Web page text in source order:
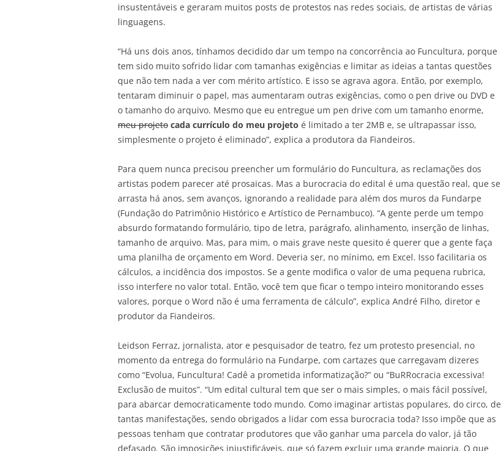
insustentáveis e geraram muitos posts de protestos nas redes sociais, de artistas de várias
linguagens.
“Há uns dois anos, tínhamos decidido dar um tempo na concorrência ao Funcultura, porque
tem sido muito sofrido lidar com tamanhas exigências e limitar as ideias a tantas questões
que não tem nada a ver com mérito artístico. E isso se agrava agora. Então, por exemplo,
tentaram diminuir o papel, mas aumentaram outras exigências, como o pen drive ou DVD e
o tamanho do arquivo. Mesmo que eu entregue um pen drive com um tamanho enorme,
meu projeto cada currículo do meu projeto é limitado a ter 2MB e, se ultrapassar isso,
simplesmente o projeto é eliminado”, explica a produtora da Fiandeiros.
Para quem nunca precisou preencher um formulário do Funcultura, as reclamações dos
artistas podem parecer até prosaicas. Mas a burocracia do edital é uma questão real, que se
arrasta há anos, sem avanços, ignorando a realidade para além dos muros da Fundarpe
(Fundação do Patrimônio Histórico e Artístico de Pernambuco). “A gente perde um tempo
absurdo formatando formulário, tipo de letra, parágrafo, alinhamento, inserção de linhas,
tamanho de arquivo. Mas, para mim, o mais grave neste quesito é querer que a gente faça
uma planilha de orçamento em Word. Deveria ser, no mínimo, em Excel. Isso facilitaria os
cálculos, a incidência dos impostos. Se a gente modifica o valor de uma pequena rubrica,
isso interfere no valor total. Então, você tem que ficar o tempo inteiro monitorando esses
valores, porque o Word não é uma ferramenta de cálculo”, explica André Filho, diretor e
produtor da Fiandeiros.
Leidson Ferraz, jornalista, ator e pesquisador de teatro, fez um protesto presencial, no
momento da entrega do formulário na Fundarpe, com cartazes que carregavam dizeres
como “Evolua, Funcultura! Cadê a prometida informatização?” ou “BuRRocracia excessiva!
Exclusão de muitos”. “Um edital cultural tem que ser o mais simples, o mais fácil possível,
para abarcar democraticamente todo mundo. Como imaginar artistas populares, do circo, de
tantas manifestações, sendo obrigados a lidar com essa burocracia toda? Isso impõe que as
pessoas tenham que contratar produtores que vão ganhar uma parcela do valor, já tão
defasado. São imposições injustificáveis, que só fazem excluir uma grande maioria. O que